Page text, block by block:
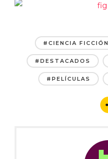
#CIENCIA FICCIÓN
#DESTACADOS
#PELÍCULAS